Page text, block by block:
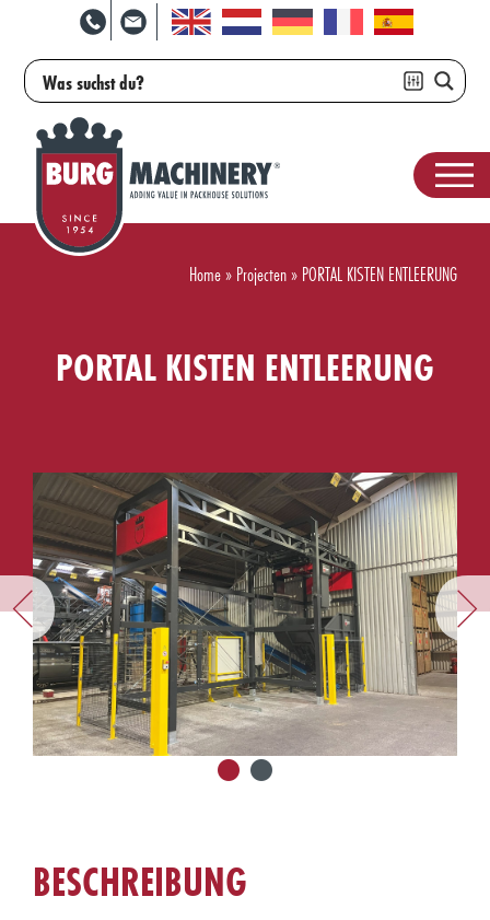
Home» Projecten» PORTAL KISTEN ENTLEERUNG
PORTAL KISTEN ENTLEERUNG
BESCHREIBUNG